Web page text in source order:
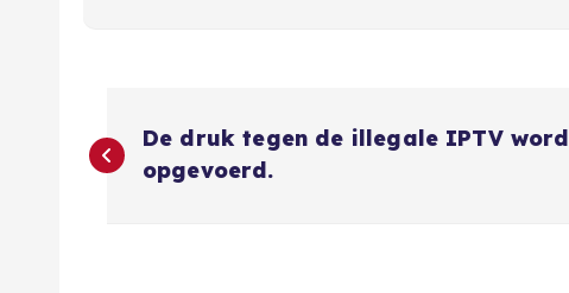
B
e
De druk tegen de illegale IPTV word
opgevoerd.